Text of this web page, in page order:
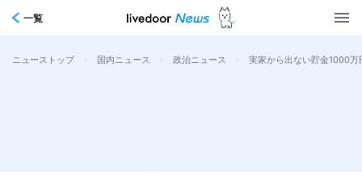
一覧
ニューストップ > 国内ニュース > 政治ニュース > 実家から出ない貯金1000